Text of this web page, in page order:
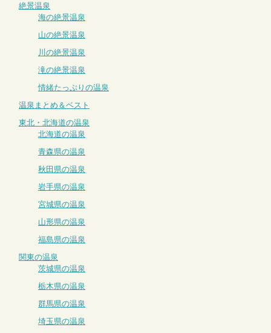
絶景温泉
海の絶景温泉
山の絶景温泉
川の絶景温泉
滝の絶景温泉
情緒たっぷりの温泉
温泉まとめ＆ベスト
東北・北海道の温泉
北海道の温泉
青森県の温泉
秋田県の温泉
岩手県の温泉
宮城県の温泉
山形県の温泉
福島県の温泉
関東の温泉
茨城県の温泉
栃木県の温泉
群馬県の温泉
埼玉県の温泉